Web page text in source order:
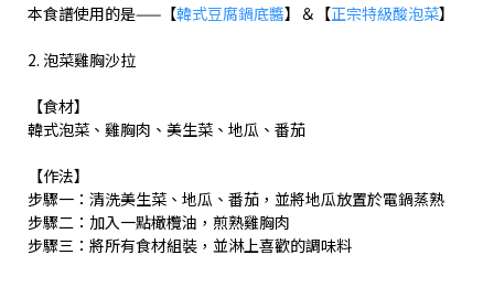
本食譜使用的是——【韓式豆腐鍋底醬】＆【正宗特級酸泡菜】
2. 泡菜雞胸沙拉
【食材】
韓式泡菜、雞胸肉、美生菜、地瓜、番茄
【作法】
步驟一：清洗美生菜、地瓜、番茄，並將地瓜放置於電鍋蒸熟
步驟二：加入一點橄欖油，煎熟雞胸肉
步驟三：將所有食材組裝，並淋上喜歡的調味料